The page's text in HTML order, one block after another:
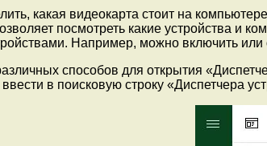
какая видеокарта стоит на
посмотреть какие устройства
Например, можно включить или
способов для открытия
в поисковую строку «Диспетчера